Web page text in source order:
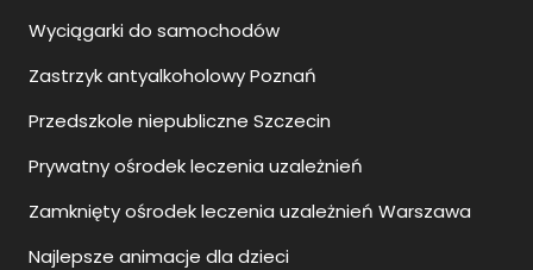
Wyciągarki do samochodów
Zastrzyk antyalkoholowy Poznań
Przedszkole niepubliczne Szczecin
Prywatny ośrodek leczenia uzależnień
Zamknięty ośrodek leczenia uzależnień Warszawa
Najlepsze animacje dla dzieci